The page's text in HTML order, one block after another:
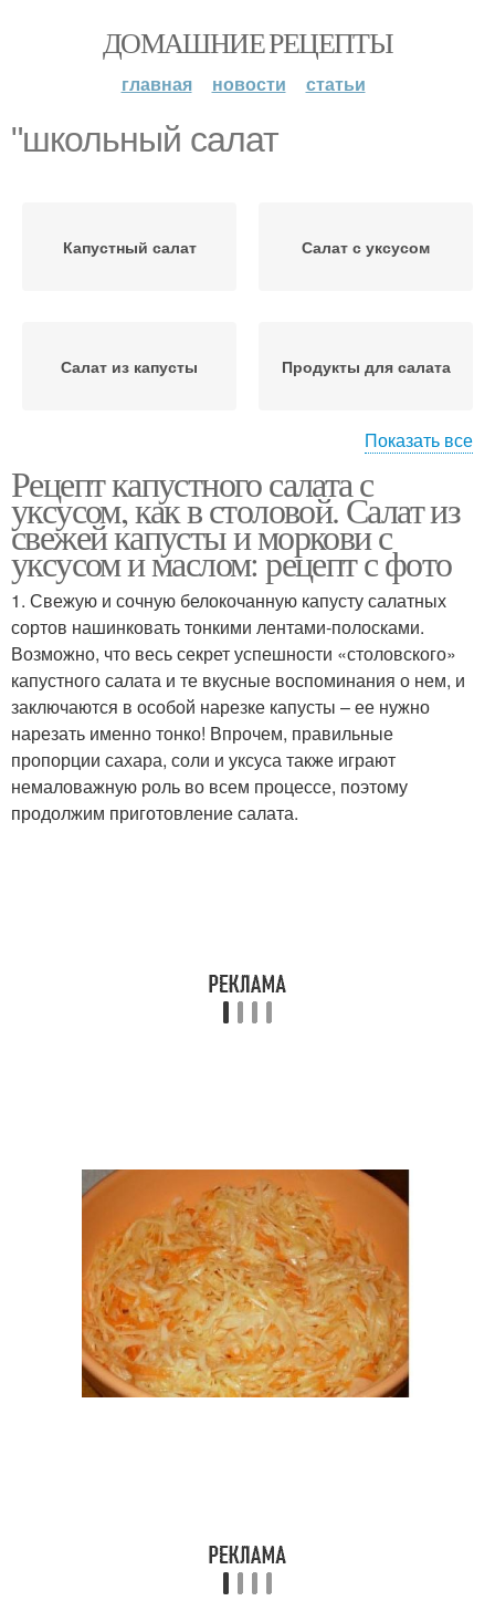
ДОМАШНИЕ РЕЦЕПТЫ
главная новости статьи
"школьный салат
Капустный салат Салат с уксусом
Салат из капусты Продукты для салата
Салат с морковью Классический салат
Витаминный салат Вкусные салаты
Вкусный салат Советский салат
Показать все
Рецепт капустного салата с
уксусом, как в столовой. Салат из
свежей капусты и моркови с
уксусом и маслом: рецепт с фото
1. Свежую и сочную белокочанную капусту салатных
сортов нашинковать тонкими лентами-полосками.
Возможно, что весь секрет успешности «столовского»
капустного салата и те вкусные воспоминания о нем, и
заключаются в особой нарезке капусты – ее нужно
нарезать именно тонко! Впрочем, правильные
пропорции сахара, соли и уксуса также играют
немаловажную роль во всем процессе, поэтому
продолжим приготовление салата.